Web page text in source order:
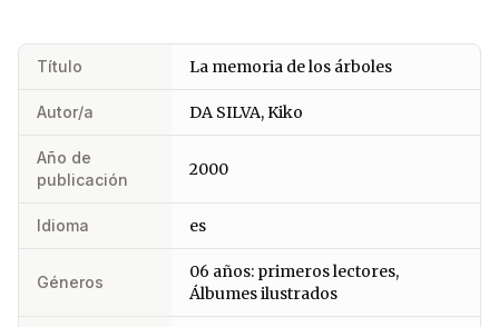
Título La memoria de los árboles
Autor/a DA SILVA, Kiko
Año de
publicación
2000
Idioma es
Géneros
06 años: primeros lectores,
Álbumes ilustrados